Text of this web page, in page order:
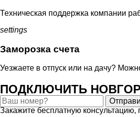
Техническая поддержка компании
settings
Заморозка счета
Уезжаете в отпуск или на дачу?
ПОДКЛЮЧИТЬ
Закажите бесплатную